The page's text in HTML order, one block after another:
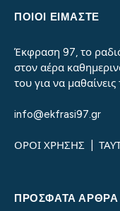
ΠΟΙΟΙ ΕΙΜΑΣΤΕ
Έκφραση 97, το
στον αέρα
του για να
info@ekfrasi97.gr
ΟΡΟΙ ΧΡΗΣΗΣ
ΠΡΌΣΦΑΤΑ ΆΡΘΡΑ